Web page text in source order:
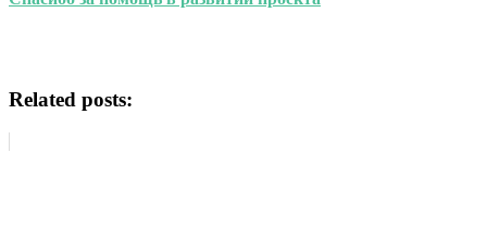
Related posts: